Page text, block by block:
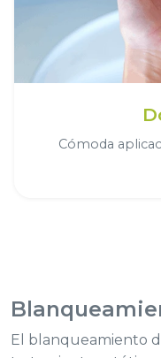
Cómoda
El blanqueamiento